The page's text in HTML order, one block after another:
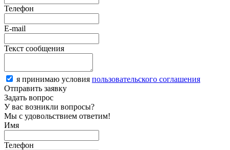
Телефон
E-mail
Текст сообщения
я принимаю условия пользовательского соглашения
Отправить заявку
Задать вопрос
У вас возникли вопросы?
Мы с удовольствием ответим!
Имя
Телефон